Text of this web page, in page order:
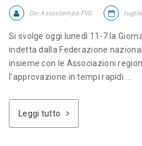
Da:Assostampa FVG luglio
Si svolge oggi lunedì 11-7 la
indetta dalla Federazione
insieme con le Associazioni
l’approvazione in tempi rapidi ...
Leggi tutto